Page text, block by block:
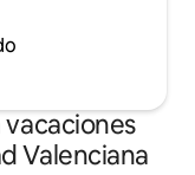
Valenciana